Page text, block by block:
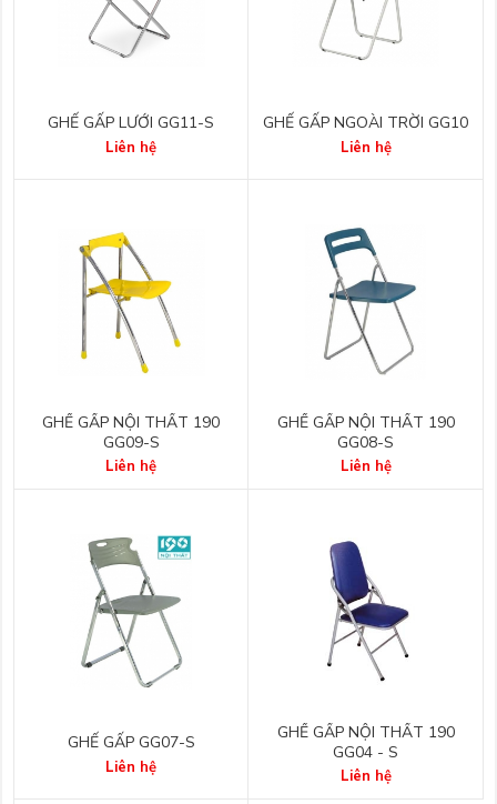
GHẾ GẤP LƯỚI GG11-S
Liên hệ
GHẾ GẤP NGOÀI TRỜI GG10
Liên hệ
GHẾ GẤP NỘI THẤT 190
GG09-S
Liên hệ
GHẾ GẤP NỘI THẤT 190
GG08-S
Liên hệ
GHẾ GẤP GG07-S
Liên hệ
GHẾ GẤP NỘI THẤT 190
GG04 - S
Liên hệ